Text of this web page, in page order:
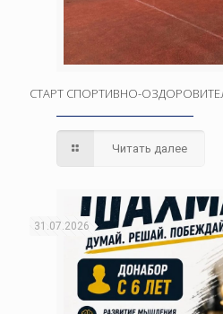
СТАРТ СПОРТИВНО-
Читать далее
31.07.2026